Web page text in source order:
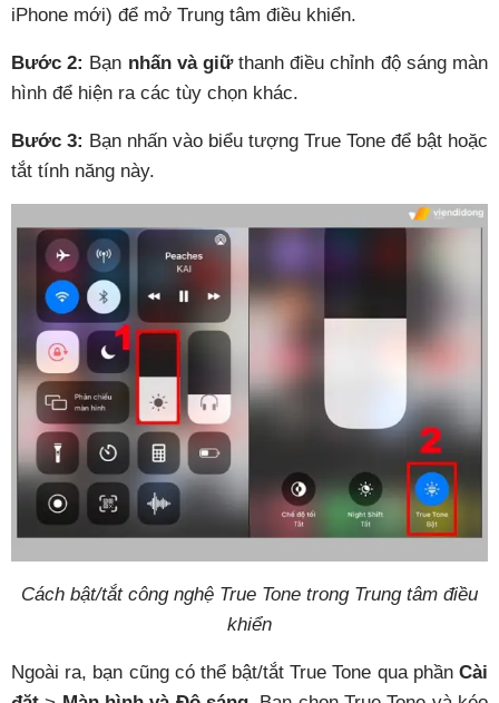
iPhone mới) để mở Trung tâm điều khiển.
Bước 2: Bạn nhấn và giữthanh điều chỉnh độ sáng màn
hình để hiện ra các tùy chọn khác.
Bước 3: Bạn nhấn vào biểu tượng True Tone để bật hoặc
tắt tính năng này.
Cách bật/tắt công nghệ True Tone trong Trung tâm điều
khiển
Ngoài ra, bạn cũng có thể bật/tắt True Tone qua phần Cài